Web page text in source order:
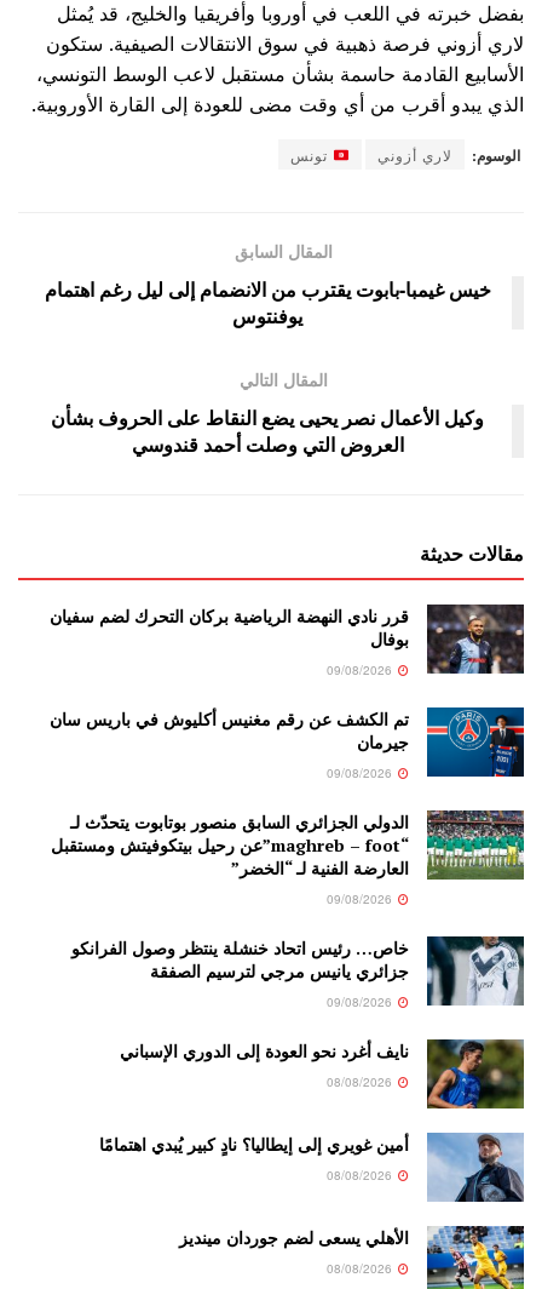
بفضل خبرته في اللعب في أوروبا وأفريقيا والخليج، قد يُمثل
لاري أزوني فرصة ذهبية في سوق الانتقالات الصيفية. ستكون
الأسابيع القادمة حاسمة بشأن مستقبل لاعب الوسط التونسي،
الذي يبدو أقرب من أي وقت مضى للعودة إلى القارة الأوروبية.
الوسوم: لاري أزوني تونس
المقال السابق
خيس غيمبا-بابوت يقترب من الانضمام إلى ليل رغم اهتمام
يوفنتوس
المقال التالي
وكيل الأعمال نصر يحيى يضع النقاط على الحروف بشأن
العروض التي وصلت أحمد قندوسي
مقالات حديثة
قرر نادي النهضة الرياضية بركان التحرك لضم سفيان
بوفال
تم الكشف عن رقم مغنيس أكليوش في باريس سان
جيرمان
الدولي الجزائري السابق منصور بوتابوت يتحدّث لـ
“maghreb – foot”عن رحيل بيتكوفيتش ومستقبل
العارضة الفنية لـ “الخضر”
خاص… رئيس اتحاد خنشلة ينتظر وصول الفرانكو
جزائري يانيس مرجي لترسيم الصفقة
نايف أغرد نحو العودة إلى الدوري الإسباني
أمين غويري إلى إيطاليا؟ نادٍ كبير يُبدي اهتمامًا
الأهلي يسعى لضم جوردان مينديز